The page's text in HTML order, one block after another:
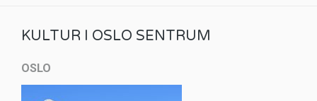
KULTUR I OSLO SENTRUM
OSLO